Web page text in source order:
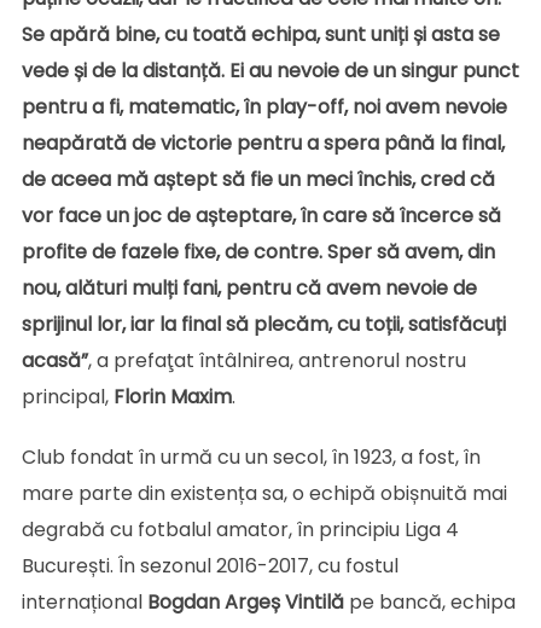
Se apără bine, cu toată echipa, sunt uniți și asta se
vede și de la distanță. Ei au nevoie de un singur punct
pentru a fi, matematic, în play-off, noi avem nevoie
neapărată de victorie pentru a spera până la final,
de aceea mă aștept să fie un meci închis, cred că
vor face un joc de așteptare, în care să încerce să
profite de fazele fixe, de contre. Sper să avem, din
nou, alături mulți fani, pentru că avem nevoie de
sprijinul lor, iar la final să plecăm, cu toții, satisfăcuți
acasă”, a prefaţat întâlnirea, antrenorul nostru
principal, Florin Maxim.
Club fondat în urmă cu un secol, în 1923, a fost, în
mare parte din existența sa, o echipă obișnuită mai
degrabă cu fotbalul amator, în principiu Liga 4
București. În sezonul 2016-2017, cu fostul
internațional Bogdan Argeș Vintilăpe bancă, echipa